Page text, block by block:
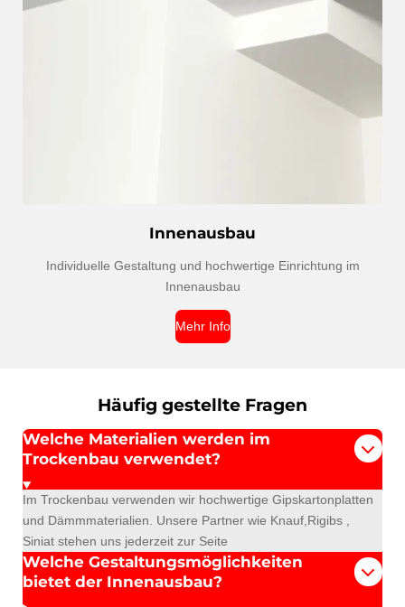
Innenausbau
Individuelle Gestaltung und hochwertige Einrichtung im
Innenausbau
Mehr Info
Häufig gestellte Fragen
Welche Materialien werden im
Trockenbau verwendet?
Im Trockenbau verwenden wir hochwertige Gipskartonplatten
und Dämmmaterialien. Unsere Partner wie Knauf,Rigibs ,
Siniat stehen uns jederzeit zur Seite
Welche Gestaltungsmöglichkeiten
bietet der Innenausbau?